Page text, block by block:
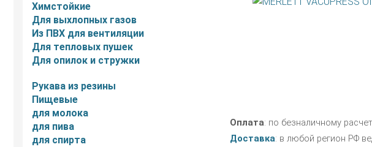
Химстойкие
Для выхлопных газов
Из ПВХ для вентиляции
Для тепловых пушек
Для опилок и стружки
Рукава из резины
Пищевые
для молока
для пива
для спирта
Оплата: по безналичному
Доставка: в любой регион РФ